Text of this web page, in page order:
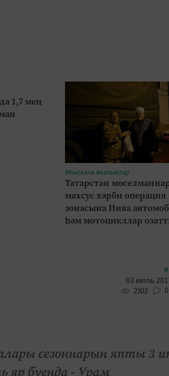
1,7 мең
#Кыскача яңалыклар
Татарстан
махсус хәрби операция
зонасына Нива
һәм мотоцикллар
03 июль
2302 0
сезоннарын япты 3
яр буенда - Урам